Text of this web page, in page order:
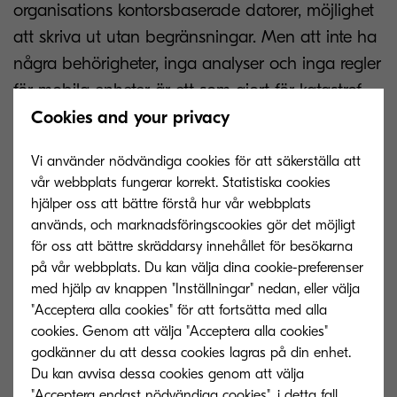
organisations kontorsbaserade datorer, möjlighet
att skriva ut utan begränsningar. Men att inte ha
några behörigheter, inga analyser och inga regler
för mobila enheter är ett som gjort för katastrof.
Först och främst ansluter enheterna till samma
känsliga företagsdata. För det andra, att ge alla
tillgång till allt på mobila enheter orsakar så
mycket förvirring att IT-avdelningarna översköljs
av arbete.
Print management-verktyg är
nödvändiga
Cookies and your privacy
Vi använder nödvändiga cookies för att säkerställa att
vår webbplats fungerar korrekt. Statistiska cookies
hjälper oss att bättre förstå hur vår webbplats
används, och marknadsföringscookies gör det möjligt
för oss att bättre skräddarsy innehållet för besökarna
på vår webbplats. Du kan välja dina cookie-preferenser
med hjälp av knappen "Inställningar" nedan, eller välja
"Acceptera alla cookies" för att fortsätta med alla
cookies. Genom att välja "Acceptera alla cookies"
godkänner du att dessa cookies lagras på din enhet.
Du kan avvisa dessa cookies genom att välja